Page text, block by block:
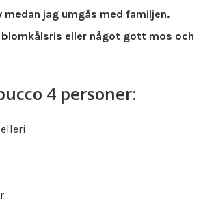
medan jag umgås med familjen.
blomkålsris eller något gott mos och
4 personer: